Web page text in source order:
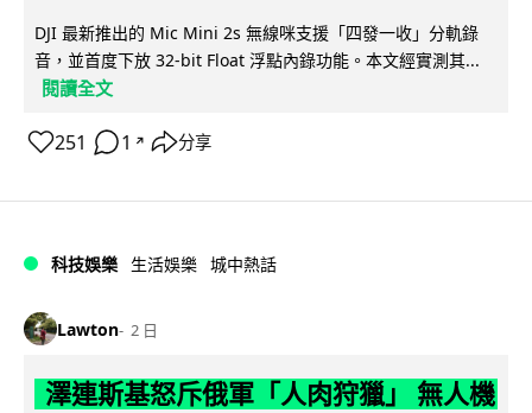
DJI 最新推出的 Mic Mini 2s 無線咪支援「四發一收」分軌錄
音，並首度下放 32-bit Float 浮點內錄功能。本文經實測其...
閱讀全文
251 1 ↗ 分享
科技娛樂 生活娛樂 城中熱話
Lawton 2 日
澤連斯基怒斥俄軍「人肉狩獵」 無人機